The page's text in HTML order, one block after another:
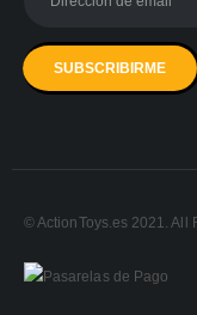
© ActionToys.es 2021. All